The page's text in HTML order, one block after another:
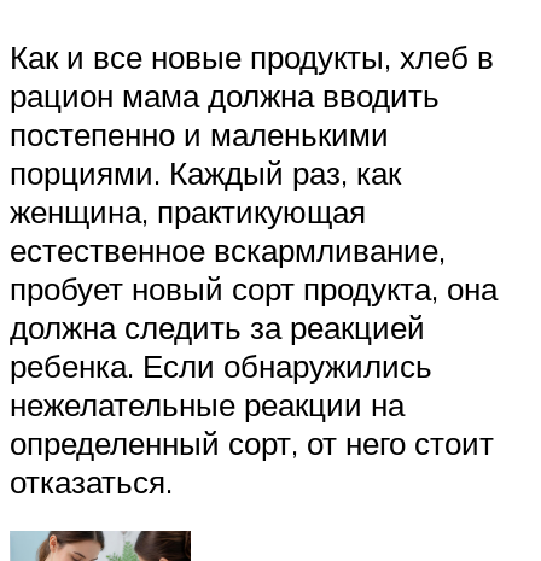
Как и все новые продукты, хлеб в
рацион мама должна вводить
постепенно и маленькими
порциями. Каждый раз, как
женщина, практикующая
естественное вскармливание,
пробует новый сорт продукта, она
должна следить за реакцией
ребенка. Если обнаружились
нежелательные реакции на
определенный сорт, от него стоит
отказаться.